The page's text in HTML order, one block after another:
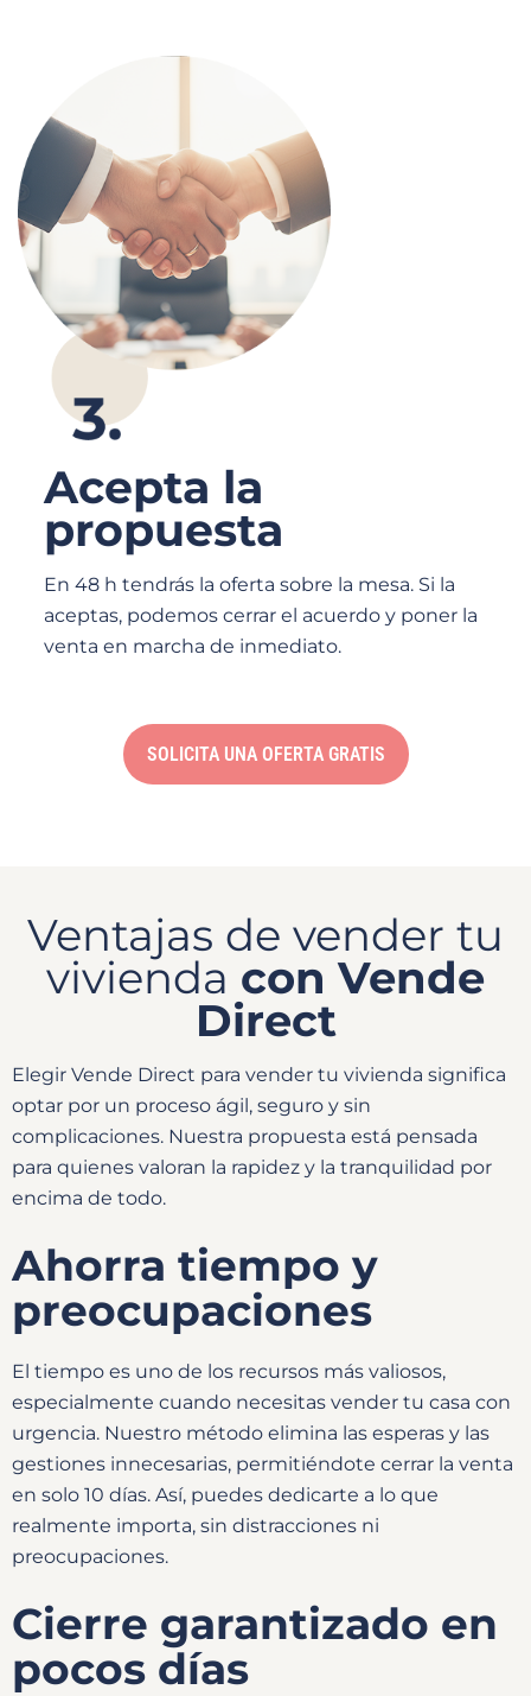
Acepta la
propuesta
En 48 h tendrás la oferta sobre la mesa. Si la
aceptas, podemos cerrar el acuerdo y poner la
venta en marcha de inmediato.
SOLICITA UNA OFERTA GRATIS
Ventajas de vender tu
vivienda con Vende
Direct
Elegir Vende Direct para vender tu vivienda significa
optar por un proceso ágil, seguro y sin
complicaciones. Nuestra propuesta está pensada
para quienes valoran la rapidez y la tranquilidad por
encima de todo.
Ahorra tiempo y
preocupaciones
El tiempo es uno de los recursos más valiosos,
especialmente cuando necesitas vender tu casa con
urgencia. Nuestro método elimina las esperas y las
gestiones innecesarias, permitiéndote cerrar la venta
en solo 10 días. Así, puedes dedicarte a lo que
realmente importa, sin distracciones ni
preocupaciones.
Cierre garantizado en
pocos días